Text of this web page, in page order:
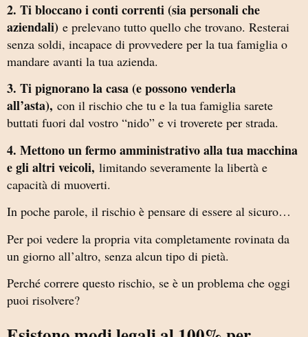
2. Ti bloccano i conti correnti (sia personali che
aziendali) e prelevano tutto quello che trovano. Resterai
senza soldi, incapace di provvedere per la tua famiglia o
mandare avanti la tua azienda.
3. Ti pignorano la casa (e possono venderla
all’asta), con il rischio che tu e la tua famiglia sarete
buttati fuori dal vostro “nido” e vi troverete per strada.
4. Mettono un fermo amministrativo alla tua macchina
e gli altri veicoli, limitando severamente la libertà e
capacità di muoverti.
In poche parole, il rischio è pensare di essere al sicuro…
Per poi vedere la propria vita completamente rovinata da
un giorno all’altro, senza alcun tipo di pietà.
Perché correre questo rischio, se è un problema che oggi
puoi risolvere?